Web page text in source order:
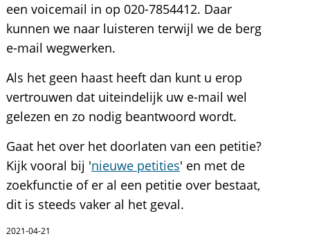
een voicemail in op 020-7854412. Daar
kunnen we naar luisteren terwijl we de berg
e-mail wegwerken.
Als het geen haast heeft dan kunt u erop
vertrouwen dat uiteindelijk uw e-mail wel
gelezen en zo nodig beantwoord wordt.
Gaat het over het doorlaten van een petitie?
Kijk vooral bij 'nieuwe petities' en met de
zoekfunctie of er al een petitie over bestaat,
dit is steeds vaker al het geval.
2021-04-21